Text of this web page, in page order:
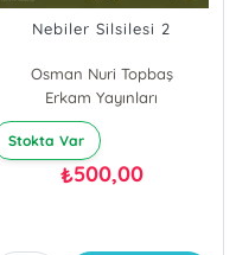
Nebiler Silsilesi 2
Osman Nuri Topbaş
Erkam Yayınları
Stokta Var
₺500,00